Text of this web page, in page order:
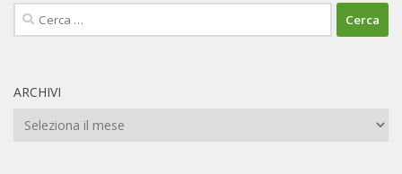
Ricerca
per:
ARCHIVI
Archivi